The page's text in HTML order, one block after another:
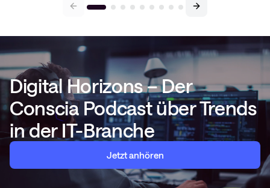
Digital Horizons – Der
Conscia Podcast über Trends
in der IT-Branche
Jetzt anhören